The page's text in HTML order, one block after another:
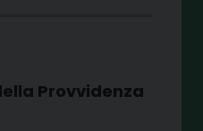
Provvidenza